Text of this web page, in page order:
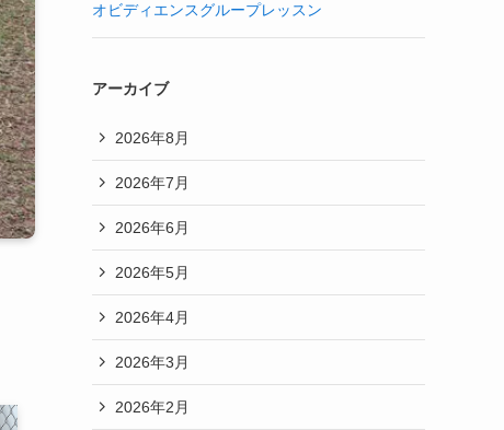
オビディエンスグループレッスン
アーカイブ
2026年8月
2026年7月
2026年6月
2026年5月
2026年4月
2026年3月
2026年2月